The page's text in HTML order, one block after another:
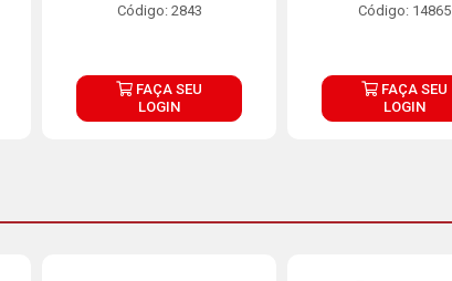
Código: 2843
FAÇA SEU
LOGIN
Código: 14865
FAÇA SEU
LOGIN